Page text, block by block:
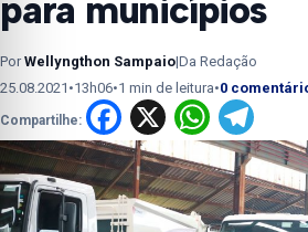
para municípios
PorWellyngthon Sampaio|Da Redação
25.08.2021 •13h06•1 min de leitura•0
Compartilhe: Facebook
X